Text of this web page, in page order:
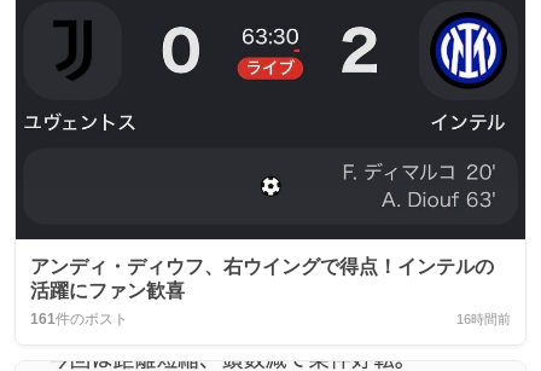
アンディ・ディウフ、右ウイングで得点！インテルの
活躍にファン歓喜
161件のポスト 16時間前